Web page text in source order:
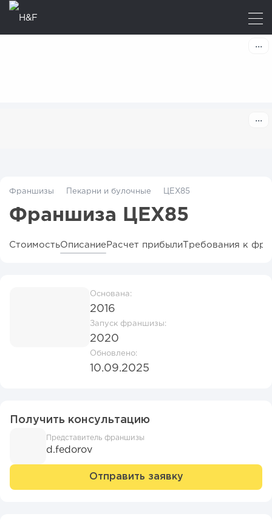
Франшизы Пекарни и булочные ЦЕХ85
Франшиза ЦЕХ85
СтоимостьОписание Расчет прибыли Требования к
Основана:
2016
Запуск франшизы:
2020
Обновлено:
10.09.2025
Получить консультацию
Представитель франшизы
d.fedorov
Отправить заявку